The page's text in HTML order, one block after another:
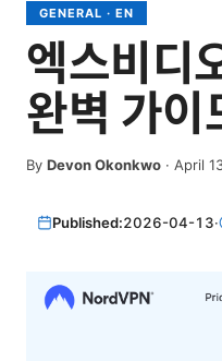
GENERAL · EN
엑스비디
완벽 가이
By Devon Okonkwo · April
Published:2026-04-13·